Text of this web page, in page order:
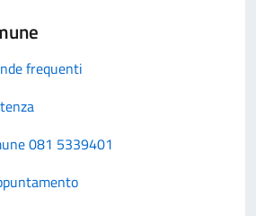
frequenti
081 5339401